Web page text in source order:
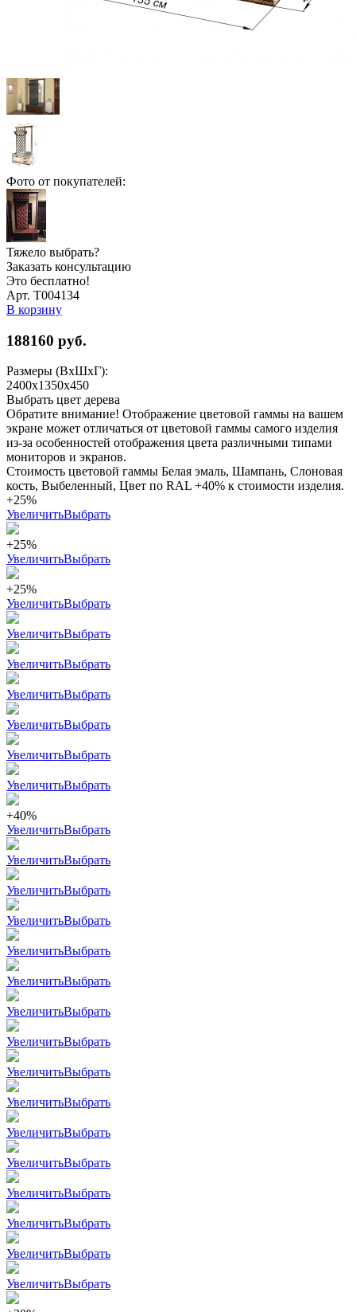
Фото от покупателей:
Тяжело выбрать?
Заказать консультацию
Это бесплатно!
Арт. Т004134
В корзину
188160 руб.
Размеры (ВхШхГ):
2400x1350x450
Выбрать цвет дерева
Обратите внимание! Отображение цветовой гаммы на вашем
экране может отличаться от цветовой гаммы самого изделия
из-за особенностей отображения цвета различными типами
мониторов и экранов.
Стоимость цветовой гаммы Белая эмаль, Шампань, Слоновая
кость, Выбеленный, Цвет по RAL +40% к стоимости изделия.
+25%
УвеличитьВыбрать
+25%
УвеличитьВыбрать
+25%
УвеличитьВыбрать
УвеличитьВыбрать
УвеличитьВыбрать
УвеличитьВыбрать
УвеличитьВыбрать
УвеличитьВыбрать
УвеличитьВыбрать
+40%
УвеличитьВыбрать
УвеличитьВыбрать
УвеличитьВыбрать
УвеличитьВыбрать
УвеличитьВыбрать
УвеличитьВыбрать
УвеличитьВыбрать
УвеличитьВыбрать
УвеличитьВыбрать
УвеличитьВыбрать
УвеличитьВыбрать
УвеличитьВыбрать
УвеличитьВыбрать
УвеличитьВыбрать
УвеличитьВыбрать
УвеличитьВыбрать